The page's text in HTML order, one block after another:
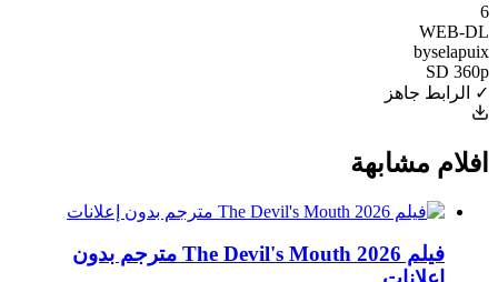
6
WEB-DL
byselapuix
SD 360p
✓ الرابط جاهز
افلام مشابهة
فيلم The Devil's Mouth 2026 مترجم بدون